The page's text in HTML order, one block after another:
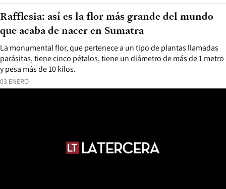
03 ENERO
La monumental flor, que pertenece a un tipo de plantas llamadas
parásitas, tiene cinco pétalos, tiene un diámetro de más de 1 metro
y pesa más de 10 kilos.
Rafflesia: así es la flor más grande del mundo
que acaba de nacer en Sumatra